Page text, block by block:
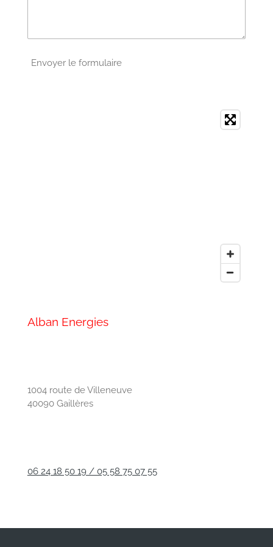
Envoyer le formulaire
Alban Energies
1004 route de Villeneuve
40090 Gaillères
06 24 18 50 19 / 05 58 75 07 55